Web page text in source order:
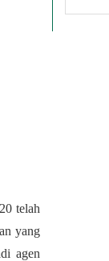
telah
yang
agen